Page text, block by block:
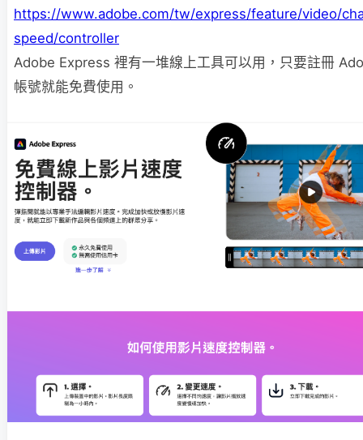
https://www.adobe.com/tw/express/feature/video/
speed/controller
Adobe Express 裡有一堆線上工具可以用，只要註冊
帳號就能免費使用。